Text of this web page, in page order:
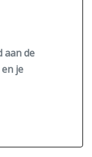
aan de
je